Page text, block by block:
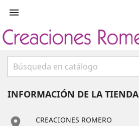

INFORMACIÓN DE LA TIENDA
CREACIONES ROMERO